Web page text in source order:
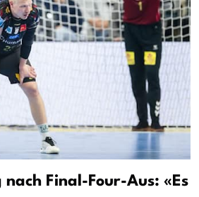
Final-Four-Aus: «Es